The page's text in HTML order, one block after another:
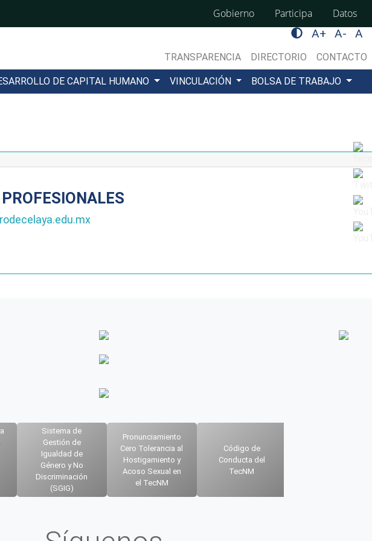
Gobierno Participa Datos
A+ A- A
TRANSPARENCIA DIRECTORIO CONTACTO
DE CAPITAL HUMANO VINCULACIÓN BOLSA DE TRABAJO
Sistema de
Gestión de
Igualdad de
Género y No
Discriminación
(SGIG)
Pronunciamiento
Cero Tolerancia al
Hostigamiento y
Acoso Sexual en
el TecNM
Código de
Conducta del
TecNM